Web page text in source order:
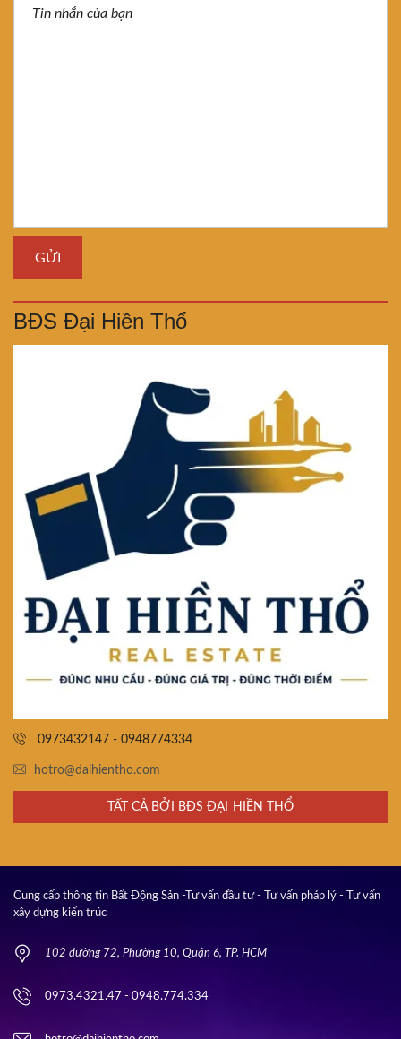
BĐS Đại Hiền Thổ
0973432147 - 0948774334
hotro@daihientho.com
TẤT CẢ BỞI BĐS ĐẠI HIỀN THỔ
Cung cấp thông tin Bất Động Sản -Tư vấn đầu tư - Tư vấn pháp lý - Tư vấn
xây dựng kiến trúc
102 đường 72, Phường 10, Quận 6, TP. HCM
0973.4321.47 - 0948.774.334